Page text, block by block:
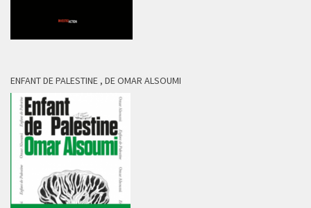
ENFANT DE PALESTINE , DE OMAR ALSOUMI